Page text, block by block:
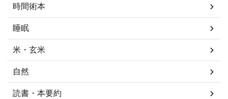
時間術本
睡眠
米・玄米
自然
読書・本要約